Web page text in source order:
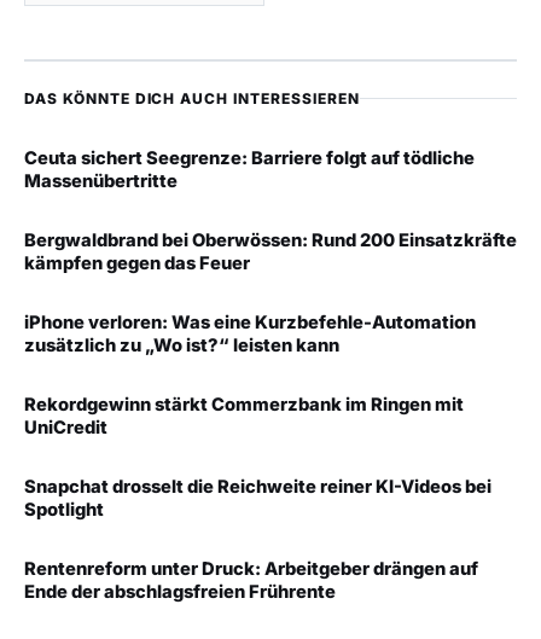
DAS KÖNNTE DICH AUCH INTERESSIEREN
Ceuta sichert Seegrenze: Barriere folgt auf tödliche
Massenübertritte
Bergwaldbrand bei Oberwössen: Rund 200 Einsatzkräfte
kämpfen gegen das Feuer
iPhone verloren: Was eine Kurzbefehle-Automation
zusätzlich zu „Wo ist?“ leisten kann
Rekordgewinn stärkt Commerzbank im Ringen mit
UniCredit
Snapchat drosselt die Reichweite reiner KI-Videos bei
Spotlight
Rentenreform unter Druck: Arbeitgeber drängen auf
Ende der abschlagsfreien Frührente